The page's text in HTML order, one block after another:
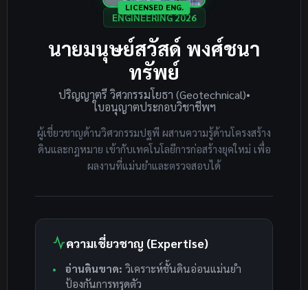
LICENSED ENG.
ENGINEERING 2026
นายมนุษย์สวัสด์ พงศ์ชนา
ทรัพย์
ปริญญาตรี วิศวกรรมโยธา (Geotechnical)•
ใบอนุญาตประกอบวิชาชีพฯ
ผู้เชี่ยวชาญด้านวิศวกรรมปฐพี ผสานความรู้ด้านโครงสร้าง
ดินและกฎหมาย เข้ากับเทคโนโลยีการก่อสร้างยุคใหม่ เพื่อ
ผลงานที่แม่นยำและตรวจสอบได้
ความเชี่ยวชาญ (Expertise)
อ่านดินขาด: วิเคราะห์ชั้นดินอ่อนแม่นยำ
ป้องกันการทรุดตัว